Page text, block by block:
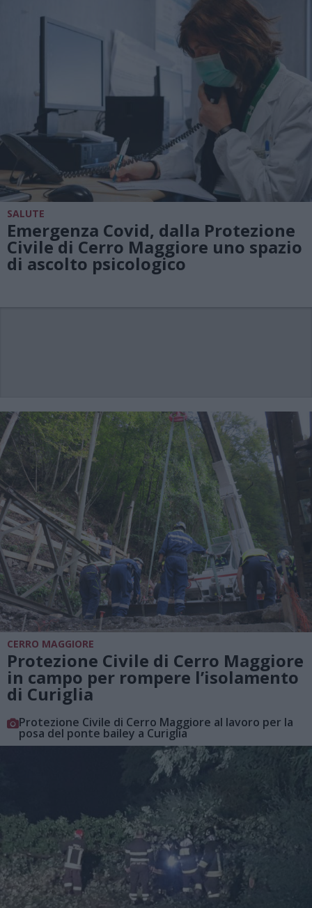
SALUTE
Emergenza Covid, dalla Protezione
Civile di Cerro Maggiore uno spazio
di ascolto psicologico
CERRO MAGGIORE
Protezione Civile di Cerro Maggiore
in campo per rompere l’isolamento
di Curiglia
Protezione Civile di Cerro Maggiore al lavoro per la
posa del ponte bailey a Curiglia